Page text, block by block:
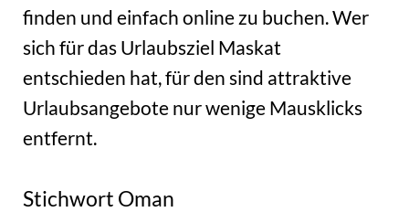
finden und einfach online zu buchen. Wer
sich für das Urlaubsziel Maskat
entschieden hat, für den sind attraktive
Urlaubsangebote nur wenige Mausklicks
entfernt.
Stichwort Oman